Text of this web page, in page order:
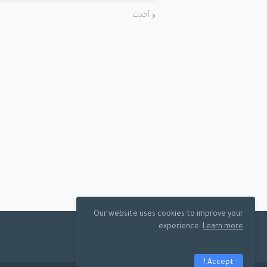
أحدث
Our website uses cookies to improve your
experience. Learn more
Accept !